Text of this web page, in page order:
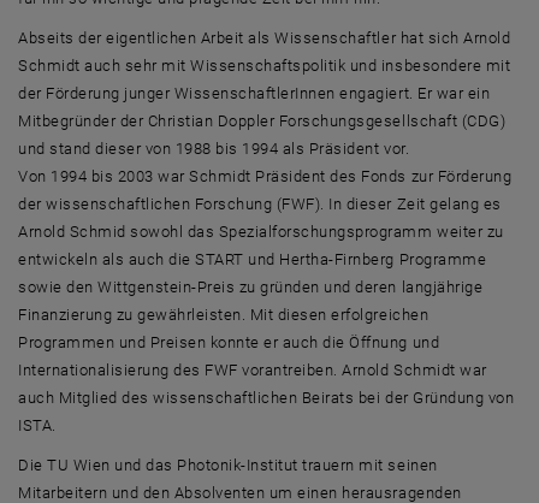
Abseits der eigentlichen Arbeit als Wissenschaftler hat sich Arnold
Schmidt auch sehr mit Wissenschaftspolitik und insbesondere mit
der Förderung junger WissenschaftlerInnen engagiert. Er war ein
Mitbegründer der Christian Doppler Forschungsgesellschaft (CDG)
und stand dieser von 1988 bis 1994 als Präsident vor.
Von 1994 bis 2003 war Schmidt Präsident des Fonds zur Förderung
der wissenschaftlichen Forschung (FWF). In dieser Zeit gelang es
Arnold Schmid sowohl das Spezialforschungsprogramm weiter zu
entwickeln als auch die START und Hertha-Firnberg Programme
sowie den Wittgenstein-Preis zu gründen und deren langjährige
Finanzierung zu gewährleisten. Mit diesen erfolgreichen
Programmen und Preisen konnte er auch die Öffnung und
Internationalisierung des FWF vorantreiben. Arnold Schmidt war
auch Mitglied des wissenschaftlichen Beirats bei der Gründung von
ISTA.
Die TU Wien und das Photonik-Institut trauern mit seinen
Mitarbeitern und den Absolventen um einen herausragenden